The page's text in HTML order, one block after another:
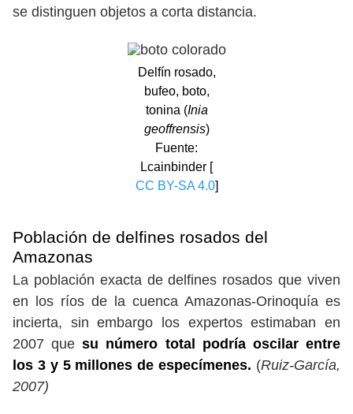
se distinguen objetos a corta distancia.
Delfín rosado,
bufeo, boto,
tonina (Inia
geoffrensis)
Fuente:
Lcainbinder [
CC BY-SA 4.0]
Población de delfines rosados del
Amazonas
La población exacta de delfines rosados que viven
en los ríos de la cuenca Amazonas-Orinoquía es
incierta, sin embargo los expertos estimaban en
2007 quesu número total podría oscilar entre
los 3 y 5 millones de especímenes. (Ruiz-García,
2007)